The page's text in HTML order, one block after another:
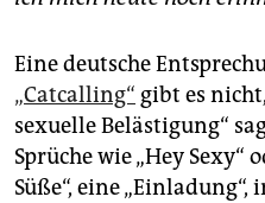
Eine deutsche
„Catcalling“ gibt es
sexuelle Belästigung“
Sprüche wie „Hey Sexy“
Süße“, eine